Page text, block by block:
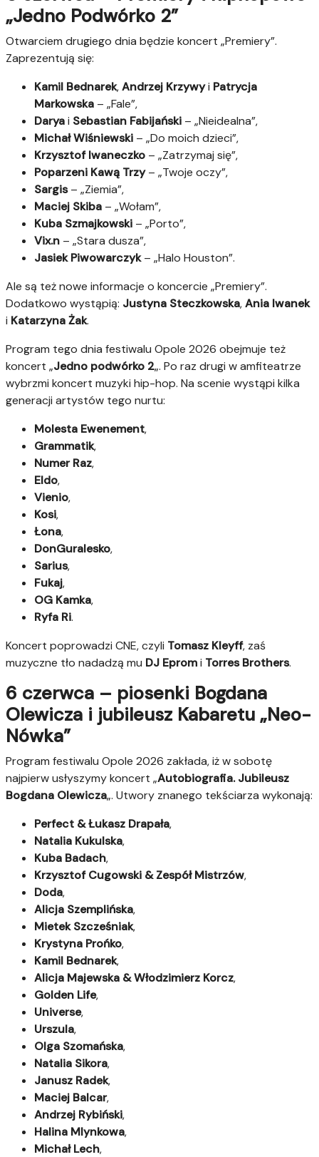
„Jedno Podwórko 2”
Otwarciem drugiego dnia będzie koncert „Premiery”.
Zaprezentują się:
Kamil Bednarek,Andrzej Krzywyi Patrycja
Markowska – „Fale”,
Daryai Sebastian Fabijański – „Nieidealna”,
Michał Wiśniewski – „Do moich dzieci”,
Krzysztof Iwaneczko – „Zatrzymaj się”,
Poparzeni Kawą Trzy– „Twoje oczy”,
Sargis– „Ziemia”,
Maciej Skiba – „Wołam”,
Kuba Szmajkowski – „Porto”,
Vix.n – „Stara dusza”,
Jasiek Piwowarczyk– „Halo Houston”.
Ale są też nowe informacje o koncercie „Premiery”.
Dodatkowo wystąpią: Justyna Steczkowska,Ania Iwanek
i Katarzyna Żak.
Program tego dnia festiwalu Opole 2026 obejmuje też
koncert „Jedno podwórko 2„. Po raz drugi w amfiteatrze
wybrzmi koncert muzyki hip-hop. Na scenie wystąpi kilka
generacji artystów tego nurtu:
Molesta Ewenement,
Grammatik,
Numer Raz,
Eldo,
Vienio,
Kosi,
Łona,
DonGuralesko,
Sarius,
Fukaj,
OG Kamka,
Ryfa Ri.
Koncert poprowadzi CNE, czyli Tomasz Kleyff, zaś
muzyczne tło nadadzą mu DJ Epromi Torres Brothers.
6 czerwca – piosenki Bogdana
Olewicza i jubileusz Kabaretu „Neo-
Nówka”
Program festiwalu Opole 2026 zakłada, iż w sobotę
najpierw usłyszymy koncert „Autobiografia. Jubileusz
Bogdana Olewicza„. Utwory znanego tekściarza wykonają:
Perfect & Łukasz Drapała,
Natalia Kukulska,
Kuba Badach,
Krzysztof Cugowski & Zespół Mistrzów,
Doda,
Alicja Szemplińska,
Mietek Szcześniak,
Krystyna Prońko,
Kamil Bednarek,
Alicja Majewska & Włodzimierz Korcz,
Golden Life,
Universe,
Urszula,
Olga Szomańska,
Natalia Sikora,
Janusz Radek,
Maciej Balcar,
Andrzej Rybiński,
Halina Mlynkowa,
Michał Lech,